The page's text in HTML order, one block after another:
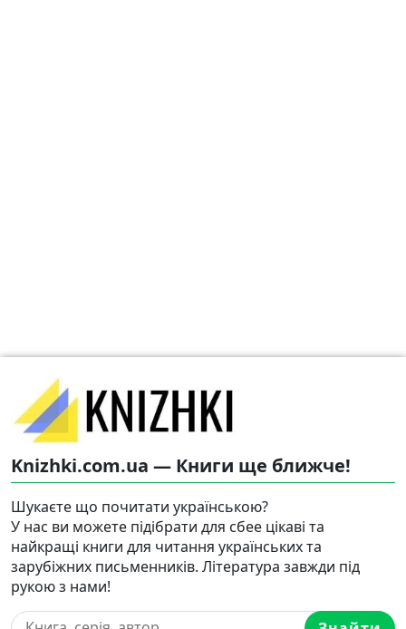
Knizhki.com.ua — Книги ще ближче!
Шукаєте що почитати українською?
У нас ви можете підібрати для сбее цікаві та
найкращі книги для читання українських та
зарубіжних письменників. Література завжди під
рукою з нами!